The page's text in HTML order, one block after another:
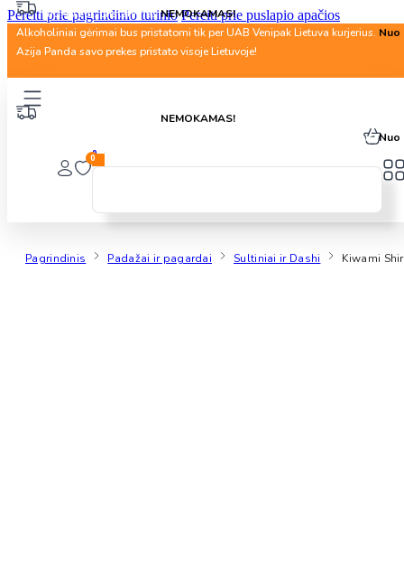
Pereiti prie pagrindinio turinio Pereiti prie puslapio apačios
Nuo 40 Eur. pristatymasNEMOKAMAS!
Alkoholiniai gėrimai bus pristatomi tik per UAB Venipak Lietuva kurjerius. Nuo
Azija Panda savo prekes pristato visoje Lietuvoje!
NEMOKAMAS!
Alkoholiniai gėrimai bus pristatomi tik per UAB Venipak Lietuva kurjerius.Nuo
00
Pagrindinis Padažai ir pagardai Sultiniai ir Dashi Kiwami